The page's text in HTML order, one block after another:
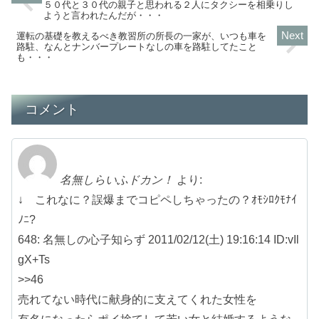
５０代と３０代の親子と思われる２人にタクシーを相乗りし
ようと言われたんだが・・・
運転の基礎を教えるべき教習所の所長の一家が、いつも車を
路駐、なんとナンバープレートなしの車を路駐してたこと
も・・・
コメント
名無しらいふドカン！ より:
↓ これなに？誤爆までコピペしちゃったの？ｵﾓｼﾛｸﾓﾅｲ
ﾉﾆ?
648: 名無しの心子知らず 2011/02/12(土) 19:16:14 ID:vIl
gX+Ts
>>46
売れてない時代に献身的に支えてくれた女性を